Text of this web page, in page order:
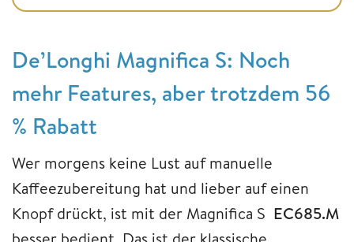
De’Longhi Magnifica S: Noch
mehr Features, aber trotzdem 56
% Rabatt
Wer morgens keine Lust auf manuelle
Kaffeezubereitung hat und lieber auf einen
Knopf drückt, ist mit der Magnifica S EC685.M